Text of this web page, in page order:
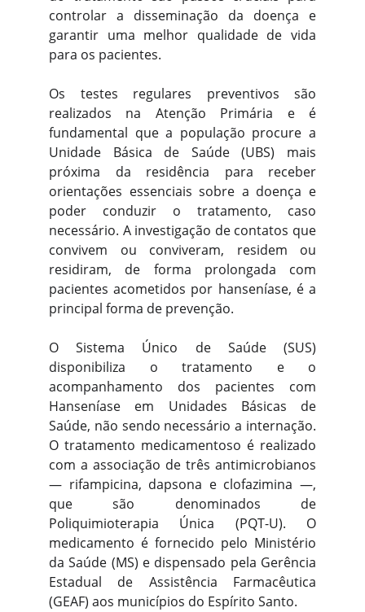
controlar a disseminação da doença e
garantir uma melhor qualidade de vida
para os pacientes.
Os testes regulares preventivos são
realizados na Atenção Primária e é
fundamental que a população procure a
Unidade Básica de Saúde (UBS) mais
próxima da residência para receber
orientações essenciais sobre a doença e
poder conduzir o tratamento, caso
necessário. A investigação de contatos que
convivem ou conviveram, residem ou
residiram, de forma prolongada com
pacientes acometidos por hanseníase, é a
principal forma de prevenção.
O Sistema Único de Saúde (SUS)
disponibiliza o tratamento e o
acompanhamento dos pacientes com
Hanseníase em Unidades Básicas de
Saúde, não sendo necessário a internação.
O tratamento medicamentoso é realizado
com a associação de três antimicrobianos
— rifampicina, dapsona e clofazimina —,
que são denominados de
Poliquimioterapia Única (PQT-U). O
medicamento é fornecido pelo Ministério
da Saúde (MS) e dispensado pela Gerência
Estadual de Assistência Farmacêutica
(GEAF) aos municípios do Espírito Santo.